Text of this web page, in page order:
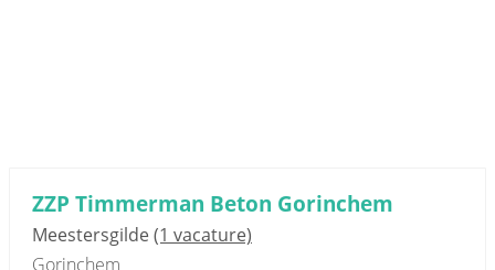
ZZP Timmerman Beton Gorinchem
Meestersgilde(1 vacature)
Gorinchem